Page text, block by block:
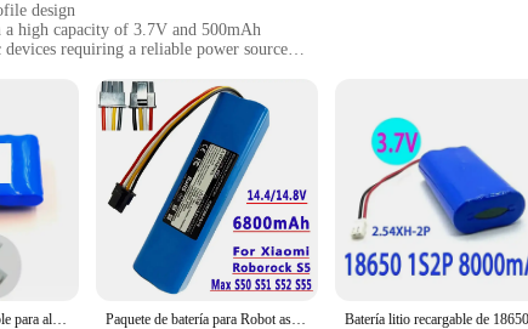
design
high capacity of 3.7V and 500mAh
requiring a reliable power source
for easy integration
of portable power solutions. Crafted from premium Lithium Polymer
it a perfect fit for small electronic devices that require a consistent
that it doesn't add unnecessary bulk.
convenience. The TP4056 connector makes it incredibly easy to
gadget, or any other device that requires a reliable power source,
that demand a balance between power and size.
Batería de litio recargable para altavoz de vigilancia, pila de iones de litio 7s1p, 25,9 V, 2600mAh, 18650, 24v, 2.6Ah Paquete de batería para Robot aspirador Xiaoml Roborock S5 max, S50, S51, S52, S55, accesorios, 14,8 V, 12800mAh, nuevo